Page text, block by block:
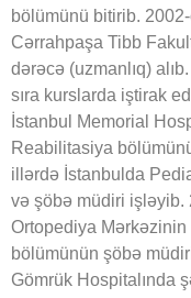
bölümünü bitirib.
Cərrahpaşa Tibb
dərəcə (uzmanlıq)
sıra kurslarda iştirak
İstanbul Memorial
Reabilitasiya
illərdə İstanbulda
və şöbə müdiri işləyib.
Ortopediya
bölümünün şöbə
Gömrük Hospitalında